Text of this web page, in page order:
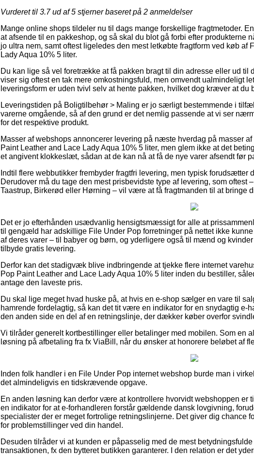
Vurderet til 3.7ud af 5 stjerner baseret på 2 anmeldelser
Mange online shops tildeler nu til dags mange forskellige fragtmetoder.
at afsende til en pakkeshop, og så skal du blot gå forbi efter produkterne
jo ultra nem, samt oftest ligeledes den mest letkøbte fragtform ved køb af
Lady Aqua 10% 5 liter.
Du kan lige så vel foretrække at få pakken bragt til din adresse eller ud til
viser sig oftest en tak mere omkostningsfuld, men omvendt ualmindeligt
leveringsform er uden tvivl selv at hente pakken, hvilket dog kræver at
Leveringstiden på Boligtilbehør > Maling er jo særligt bestemmende i
varerne omgående, så af den grund er det nemlig passende at vi ser
for det respektive produkt.
Masser af webshops annoncerer levering på næste hverdag på masser
Paint Leather and Lace Lady Aqua 10% 5 liter, men glem ikke at det
et angivent klokkeslæt, sådan at de kan nå at få de nye varer afsendt før
Indtil flere webbutikker frembyder fragtfri levering, men typisk forudsætter
Derudover må du tage den mest prisbevidste type af levering, som oftest
Taastrup, Birkerød eller Hørning – vil være at få fragtmanden til at bringe
Det er jo efterhånden usædvanlig hensigtsmæssigt for alle at
til gengæld har adskillige File Under Pop forretninger på nettet ikke
af deres varer – til babyer og børn, og yderligere også til mænd og
tilbyde gratis levering.
Derfor kan det stadigvæk blive indbringende at tjekke flere internet
Pop Paint Leather and Lace Lady Aqua 10% 5 liter inden du bestiller,
antage den laveste pris.
Du skal lige meget hvad huske på, at hvis en e-shop sælger en vare til
hamrende fordelagtig, så kan det tit være en indikator for en snydagtig e-
den anden side en del af en retningslinje, der dækker køber overfor
Vi tilråder generelt kortbestillinger eller betalinger med mobilen. Som en
løsning på afbetaling fra fx ViaBill, når du ønsker at honorere beløbet af
Inden folk handler i en File Under Pop internet webshop burde man i
det almindeligvis en tidskrævende opgave.
En anden løsning kan derfor være at kontrollere hvorvidt webshoppen er
en indikator for at e-forhandleren forstår gældende dansk lovgivning,
specialister der er meget fortrolige retningslinjerne. Det giver dig
for problemstillinger ved din handel.
Desuden tilråder vi at kunden er påpasselig med de mest
transaktionen, fx den bytteret butikken garanterer. I den relation er det